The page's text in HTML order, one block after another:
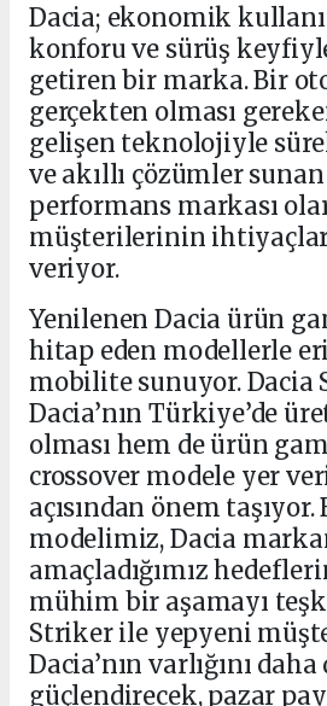
Dacia; ekonomik
konforu ve sürüş
getiren bir marka. Bir
gerçekten olması
gelişen teknolojiyle
ve akıllı çözümler
performans markası
müşterilerinin
veriyor.
Yenilenen Dacia ürün
hitap eden modellerle
mobilite sunuyor. Dacia
Dacia’nın Türkiye’de
olması hem de ürün
crossover modele yer
açısından önem taşıyor.
modelimiz, Dacia
amaçladığımız
mühim bir aşamayı
Striker ile yepyeni
Dacia’nın varlığını daha
güçlendirecek, pazar